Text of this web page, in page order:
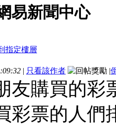
易新聞中心
| 只看該作者 |
友購買的彩
票的人們